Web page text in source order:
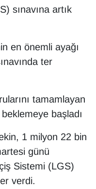
sınavına artık
en önemli ayağı
ter
tamamlayan
başladı
1 milyon 22 bin
günü
Sistemi (LGS)
verdi.